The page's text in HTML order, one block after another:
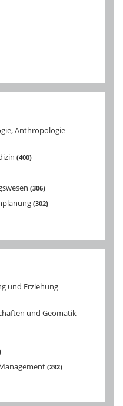
Anthropologie
400
306
302
und Erziehung
und Geomatik
292